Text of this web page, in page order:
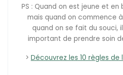
PS : Quand on est jeune et
mais quand on commence
quand on se fait du souci,
important de prendre soin
> Découvrez les 10 règles